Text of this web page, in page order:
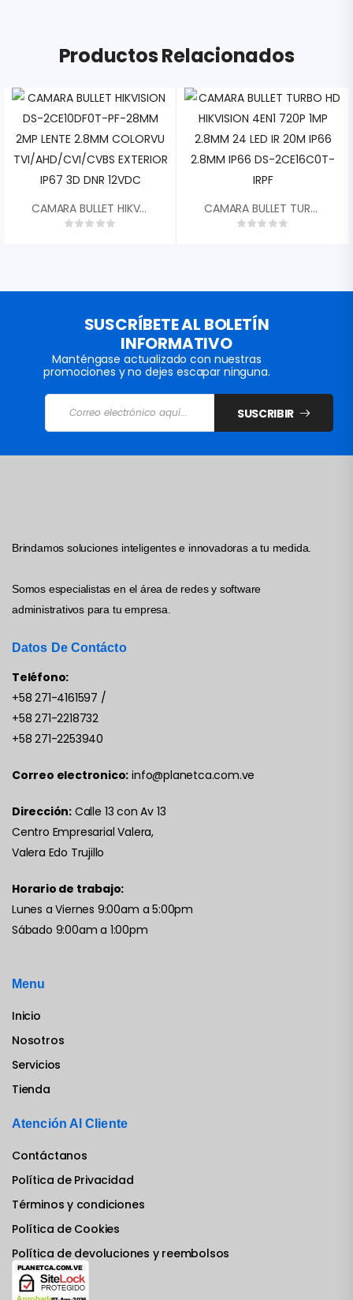
Productos Relacionados
CAMARA BULLET HIKVISION DS-2CE10DF0T-PF-28MM 2MP LENTE 2.8MM COLORVU TVI/AHD/CVI/CVBS EXTERIOR IP67 3D DNR 12VDC CAMARA BULLET TURBO HD HIKVISION 4EN1 720P 1MP 2.8MM 24 LED IR 20M IP66 2.8MM IP66 DS-2CE16C0T-IRPF
SUSCRÍBETE AL BOLETÍN
INFORMATIVO
Manténgase actualizado con nuestras
promociones y no dejes escapar ninguna.
SUSCRIBIR
Brindamos soluciones inteligentes e innovadoras a tu medida.
Somos especialistas en el área de redes y software
administrativos para tu empresa.
Datos De Contácto
Teléfono:
+58 271-4161597 /
+58 271-2218732
+58 271-2253940
Correo electronico: info@planetca.com.ve
Dirección: Calle 13 con Av 13
Centro Empresarial Valera,
Valera Edo Trujillo
Horario de trabajo:
Lunes a Viernes 9:00am a 5:00pm
Sábado 9:00am a 1:00pm
Menu
Inicio
Nosotros
Servicios
Tienda
Atención Al Cliente
Contáctanos
Política de Privacidad
Términos y condiciones
Política de Cookies
Política de devoluciones y reembolsos